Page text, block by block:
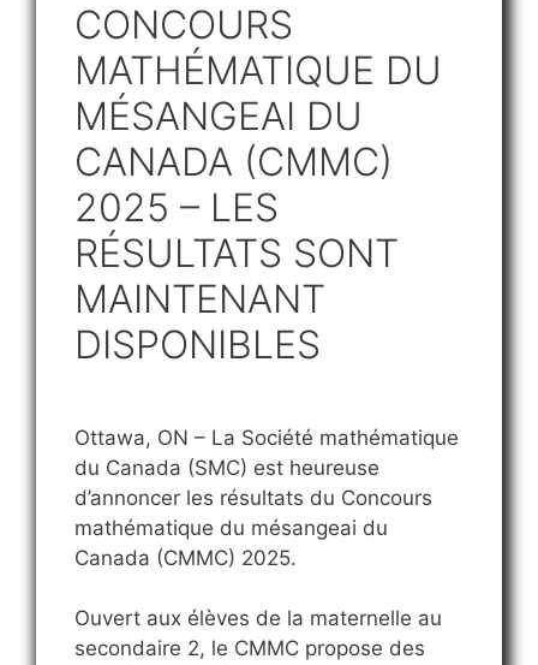
CONCOURS
MATHÉMATIQUE DU
MÉSANGEAI DU
CANADA (CMMC)
2025 – LES
RÉSULTATS SONT
MAINTENANT
DISPONIBLES
Ottawa, ON – La Société mathématique
du Canada (SMC) est heureuse
d’annoncer les résultats du Concours
mathématique du mésangeai du
Canada (CMMC) 2025.
Ouvert aux élèves de la maternelle au
secondaire 2, le CMMC propose des